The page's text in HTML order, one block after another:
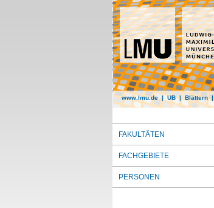
www.lmu.de|UB|Blättern|
FAKULTÄTEN
FACHGEBIETE
PERSONEN